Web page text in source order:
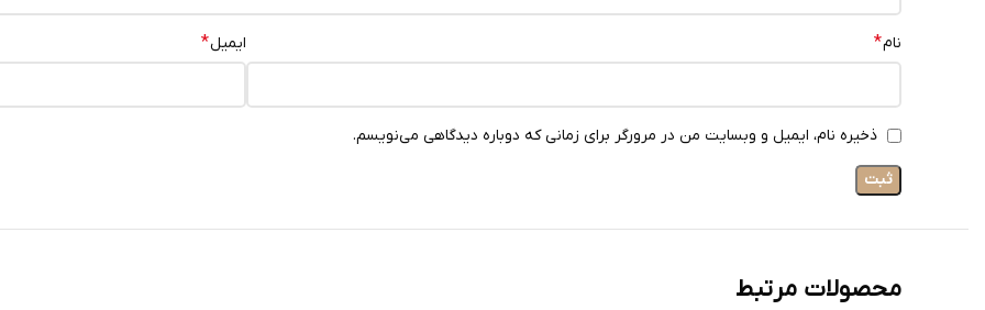
نام* ایمیل*
ذخیره نام، ایمیل و وبسایت من در مرورگر برای زمانی که دوباره دیدگاهی می‌نویسم.
محصولات مرتبط